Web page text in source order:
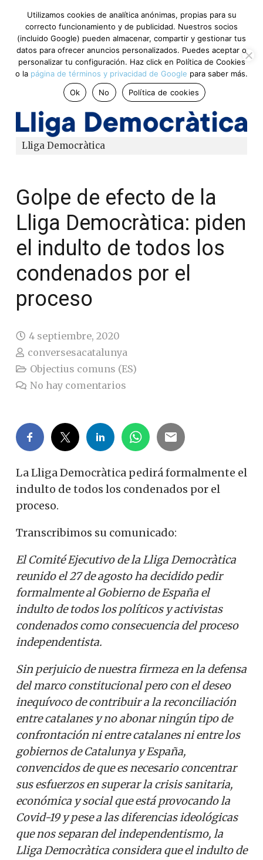
Lliga Democràtica
Golpe de efecto de la
Lliga Democràtica: piden
el indulto de todos los
condenados por el
proceso
4 septiembre, 2020
conversesacatalunya
Objectius comuns (ES)
No hay comentarios
La Lliga Democràtica pedirá formalmente el
indulto de todos los condenados por el
proceso.
Transcribimos su comunicado:
El Comité Ejecutivo de la Lliga Democràtica
reunido el 27 de agosto ha decidido pedir
formalmente al Gobierno de España el
indulto de todos los políticos y activistas
condenados como consecuencia del proceso
independentista.
Sin perjuicio de nuestra firmeza en la defensa
del marco constitucional pero con el deseo
inequívoco de contribuir a la reconciliación
entre catalanes y no abonar ningún tipo de
confrontación ni entre catalanes ni entre los
gobiernos de Catalunya y España,
convencidos de que es necesario concentrar
sus esfuerzos en superar la crisis sanitaria,
económica y social que está provocando la
Covid-19 y pese a las diferencias ideológicas
que nos separan del independentismo, la
Lliga Democràtica considera que el indulto de
Utilizamos cookies de analítica anónimas, propias para su
correcto funcionamiento y de publicidad. Nuestros socios
(incluido Google) pueden almacenar, compartir y gestionar tus
datos para ofrecer anuncios personalizados. Puedes aceptar o
personalizar tu configuración. Haz click en Política de Cookies
o la página de términos y privacidad de Google para saber más.
Ok
No Política de cookies